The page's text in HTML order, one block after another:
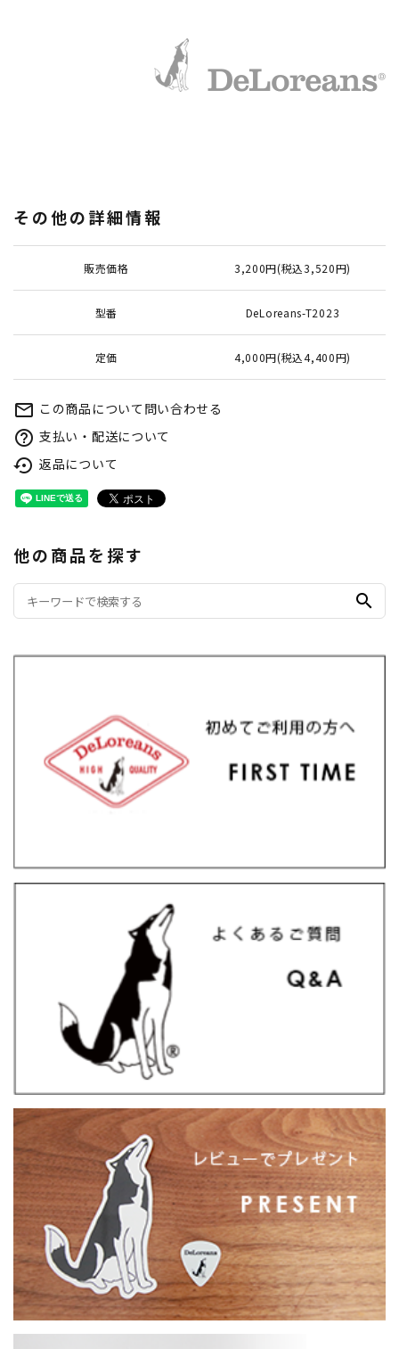
その他の詳細情報
販売価格 3,200円(税込3,520円)
型番 DeLoreans-T2023
定価 4,000円(税込4,400円)
mail_outline この商品について問い合わせる
help_outline 支払い・配送について
settings_backup_restore 返品について
他の商品を探す
search